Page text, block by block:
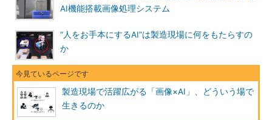
AI機能搭載画像処理システム
“人をお手本にするAI”は製造現場に何をもたらすの
か
製造現場で活躍広がる「画像×AI」、どういう場で
生きるのか